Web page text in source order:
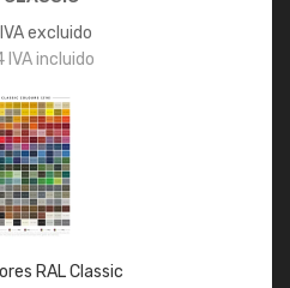
IVA excluido
IVA incluido
RAL Classic